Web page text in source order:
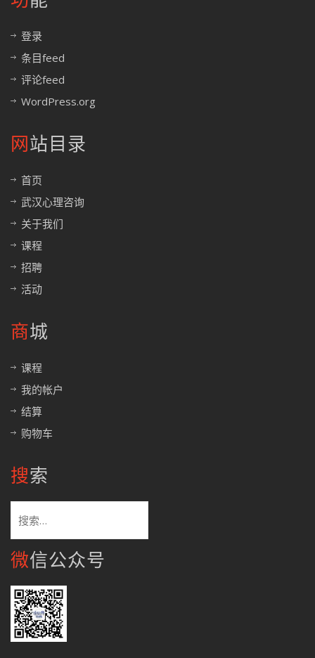
登录
条目feed
评论feed
WordPress.org
网站目录
首页
武汉心理咨询
关于我们
课程
招聘
活动
商城
课程
我的帐户
结算
购物车
搜索
索：
微信公众号